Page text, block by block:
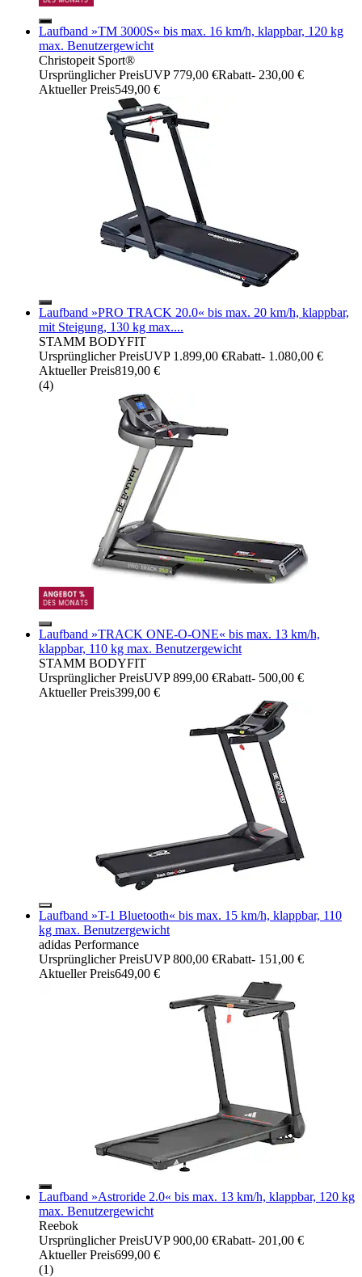
Laufband »TM 3000S« bis max. 16 km/h, klappbar, 120 kg
max. Benutzergewicht
Christopeit Sport®
Ursprünglicher PreisUVP 779,00 €Rabatt- 230,00 €
Aktueller Preis549,00 €
Laufband »PRO TRACK 20.0« bis max. 20 km/h, klappbar,
mit Steigung, 130 kg max....
STAMM BODYFIT
Ursprünglicher PreisUVP 1.899,00 €Rabatt- 1.080,00 €
Aktueller Preis819,00 €
(4)
Laufband »TRACK ONE-O-ONE« bis max. 13 km/h,
klappbar, 110 kg max. Benutzergewicht
STAMM BODYFIT
Ursprünglicher PreisUVP 899,00 €Rabatt- 500,00 €
Aktueller Preis399,00 €
Laufband »T-1 Bluetooth« bis max. 15 km/h, klappbar, 110
kg max. Benutzergewicht
adidas Performance
Ursprünglicher PreisUVP 800,00 €Rabatt- 151,00 €
Aktueller Preis649,00 €
Laufband »Astroride 2.0« bis max. 13 km/h, klappbar, 120 kg
max. Benutzergewicht
Reebok
Ursprünglicher PreisUVP 900,00 €Rabatt- 201,00 €
Aktueller Preis699,00 €
(1)